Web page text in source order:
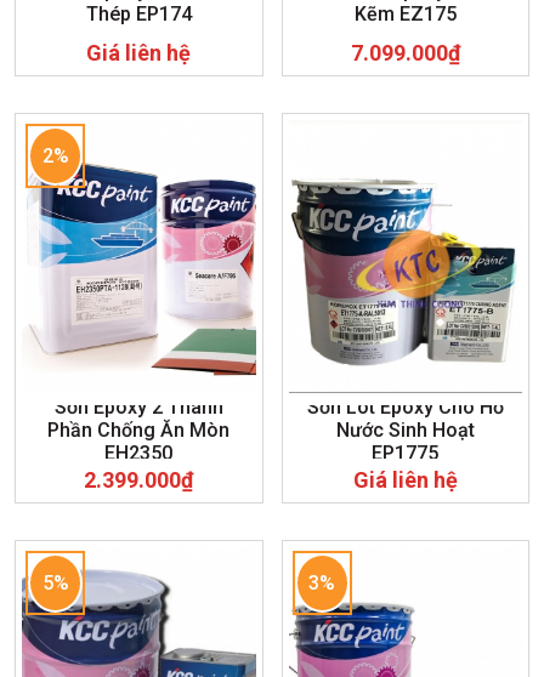
Thép EP174
Giá liên hệ
Kẽm EZ175
7.099.000₫
2%
Sơn Epoxy 2 Thành
Phần Chống Ăn Mòn
EH2350
2.399.000₫
Sơn Lót Epoxy Cho Hồ
Nước Sinh Hoạt
EP1775
Giá liên hệ
5% 3%